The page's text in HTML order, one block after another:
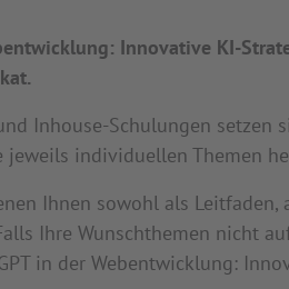
Innovative KI-
Inhouse-Schulungen
individuellen Themen
Ihnen sowohl als
Ihre Wunschthemen nicht
in der Webentwicklung: